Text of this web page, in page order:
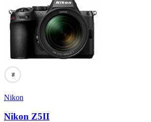
96
Nikon
Nikon Z5II